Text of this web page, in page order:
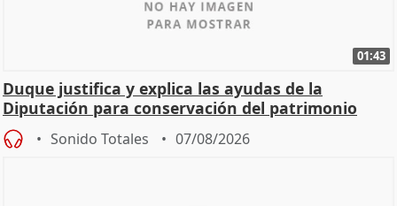
01:43
Duque justifica y explica las ayudas de la
Diputación para conservación del patrimonio
Sonido Totales 07/08/2026